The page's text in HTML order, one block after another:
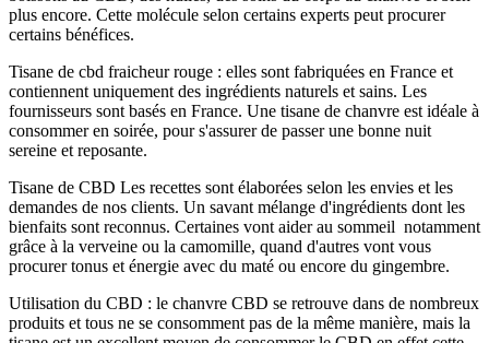
plus encore. Cette molécule selon certains experts peut procurer
certains bénéfices.
Tisane de cbd fraicheur rouge : elles sont fabriquées en France et
contiennent uniquement des ingrédients naturels et sains. Les
fournisseurs sont basés en France. Une tisane de chanvre est idéale à
consommer en soirée, pour s'assurer de passer une bonne nuit
sereine et reposante.
Tisane de CBD Les recettes sont élaborées selon les envies et les
demandes de nos clients. Un savant mélange d'ingrédients dont les
bienfaits sont reconnus. Certaines vont aider au sommeil notamment
grâce à la verveine ou la camomille, quand d'autres vont vous
procurer tonus et énergie avec du maté ou encore du gingembre.
Utilisation du CBD : le chanvre CBD se retrouve dans de nombreux
produits et tous ne se consomment pas de la même manière, mais la